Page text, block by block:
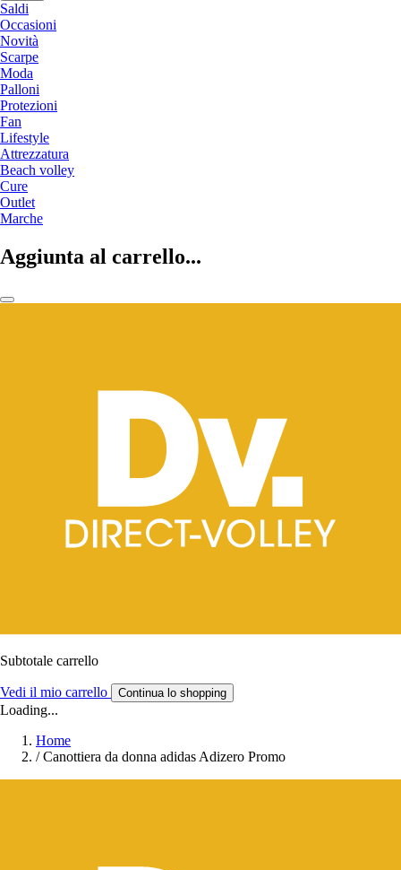
Saldi
Occasioni
Novità
Scarpe
Moda
Palloni
Protezioni
Fan
Lifestyle
Attrezzatura
Beach volley
Cure
Outlet
Marche
Aggiunta al carrello...
Subtotale carrello
Vedi il mio carrello Continua lo shopping
Loading...
Home
/ Canottiera da donna adidas Adizero Promo